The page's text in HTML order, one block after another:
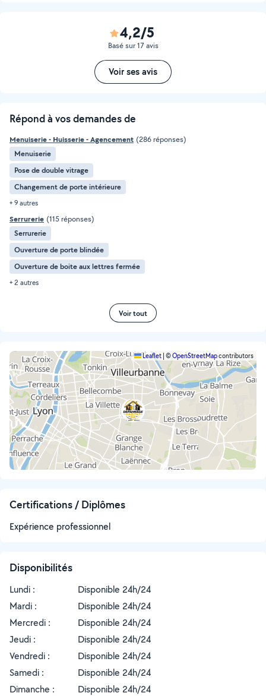
4,2/5
Basé sur 17 avis
Voir ses avis
Répond à vos demandes de
Menuiserie - Huisserie - Agencement (286 réponses)
Menuiserie
Pose de double vitrage
Changement de porte intérieure
+ 9 autres
Serrurerie (115 réponses)
Serrurerie
Ouverture de porte blindée
Ouverture de boite aux lettres fermée
+ 2 autres
Voir tout
Leaflet ©OpenStreetMapcontributors
Certifications / Diplômes
Expérience professionnel
Disponibilités
Lundi :
Disponible 24h/24
Mardi :
Disponible 24h/24
Mercredi :
Disponible 24h/24
Jeudi :
Disponible 24h/24
Vendredi :
Disponible 24h/24
Samedi :
Disponible 24h/24
Dimanche :
Disponible 24h/24